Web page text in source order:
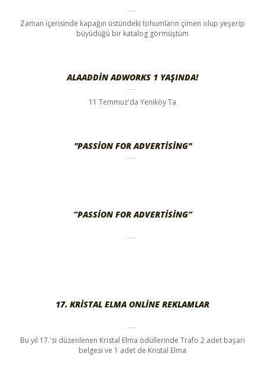
Zaman içerisinde kapağın üstündeki tohumların çimen olup yeşerip
büyüdüğü bir katalog görmüştüm
ALAADDIN ADWORKS 1 YAŞINDA!
11 Temmuz'da Yeniköy Ta
"PASSION FOR ADVERTISING"
“PASSION FOR ADVERTISING”
17. KRISTAL ELMA ONLINE REKLAMLAR
Bu yıl 17.'si düzenlenen Kristal Elma ödüllerinde Trafo 2 adet başarı
belgesi ve 1 adet de Kristal Elma